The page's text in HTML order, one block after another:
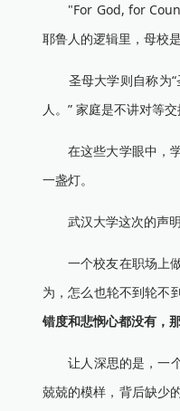
"For God, for
耶鲁人的逻辑里，母校
圣母大学则自称为“
人。” 家庭是不讲对等
在这些大学眼中，学
一盏灯。
武汉大学这次的声明
一个校友在职场上做
为，怎么也轮不到轮不
错度和悲悯心都没有，
让人深思的是，一个
兢兢的模样，背后缺少